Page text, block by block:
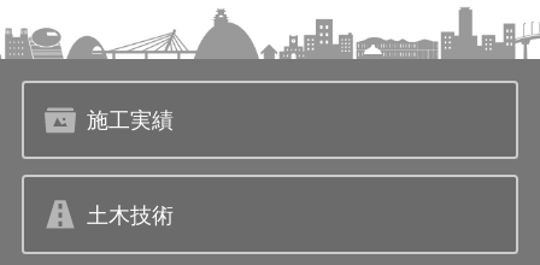
施工実績
土木技術